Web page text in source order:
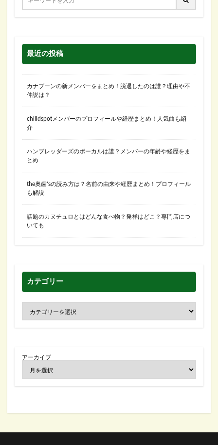
最近の投稿
カナブーンの新メンバーをまとめ！脱退したのは誰？理由や不
仲説は？
chilldspotメンバーのプロフィールや経歴まとめ！人気曲も紹
介
ハンブレッダーズのボーカルは誰？メンバーの年齢や経歴をま
とめ
the奥歯’sの読み方は？名前の由来や経歴まとめ！プロフィール
も解説
話題のカヌチュロとはどんな食べ物？発祥はどこ？専門店につ
いても
カテゴリー
アーカイブ